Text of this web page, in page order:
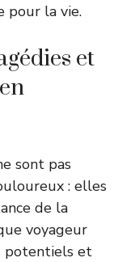
pour la vie.
et
sont pas
: elles
de la
voyageur
potentiels et